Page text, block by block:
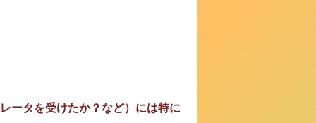
ータを受けたか？など）には特に